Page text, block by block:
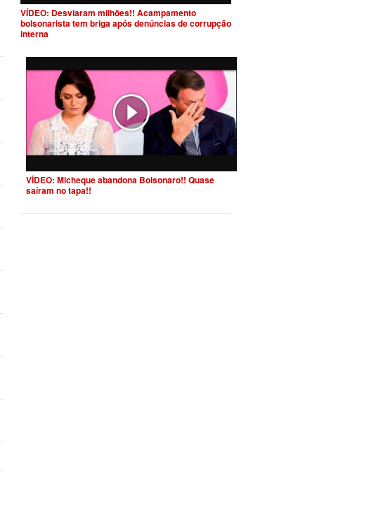
VÍDEO: Desviaram milhões!! Acampamento
bolsonarista tem briga após denúncias de corrupção
interna
VÍDEO: Micheque abandona Bolsonaro!! Quase
saíram no tapa!!